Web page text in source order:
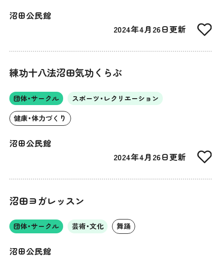
沼田公民館
2024年4月26日更新
練功十八法沼田気功くらぶ
団体・サークル スポーツ・レクリエーション
健康・体力づくり
沼田公民館
2024年4月26日更新
沼田ヨガレッスン
団体・サークル 芸術・文化 舞踊
沼田公民館